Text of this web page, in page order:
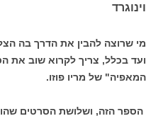
וינוגרד
מי שרוצה להבין את הדרך בה
ועד בכלל, צריך לקרוא שוב את
המאפיה" של מריו פוזו.
הספר הזה, ושלושת הסרטים